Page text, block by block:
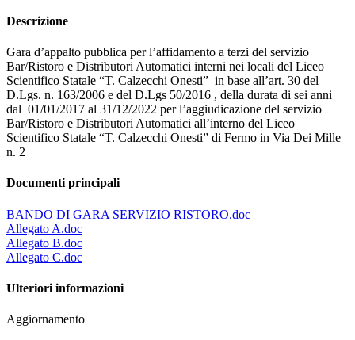
Descrizione
Gara d’appalto pubblica per l’affidamento a terzi del servizio
Bar/Ristoro e Distributori Automatici interni nei locali del Liceo
Scientifico Statale “T. Calzecchi Onesti” in base all’art. 30 del
D.Lgs. n. 163/2006 e del D.Lgs 50/2016 , della durata di sei anni
dal 01/01/2017 al 31/12/2022 per l’aggiudicazione del servizio
Bar/Ristoro e Distributori Automatici all’interno del Liceo
Scientifico Statale “T. Calzecchi Onesti” di Fermo in Via Dei Mille
n. 2
Documenti principali
BANDO DI GARA SERVIZIO RISTORO.doc
Allegato A.doc
Allegato B.doc
Allegato C.doc
Ulteriori informazioni
Aggiornamento